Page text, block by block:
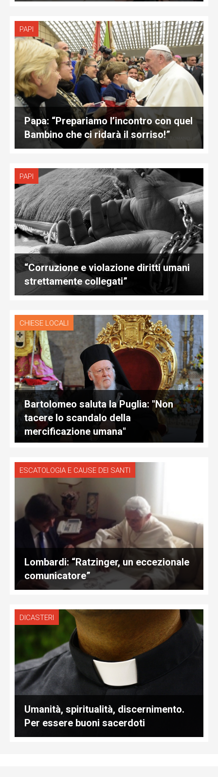
PAPI
Papa: “Prepariamo l’incontro con quel
Bambino che ci ridarà il sorriso!”
PAPI
“Corruzione e violazione diritti umani
strettamente collegati”
CHIESE LOCALI
Bartolomeo saluta la Puglia: "Non
tacere lo scandalo della
mercificazione umana"
ESCATOLOGIA E CAUSE DEI SANTI
Lombardi: “Ratzinger, un eccezionale
comunicatore”
DICASTERI
Umanità, spiritualità, discernimento.
Per essere buoni sacerdoti